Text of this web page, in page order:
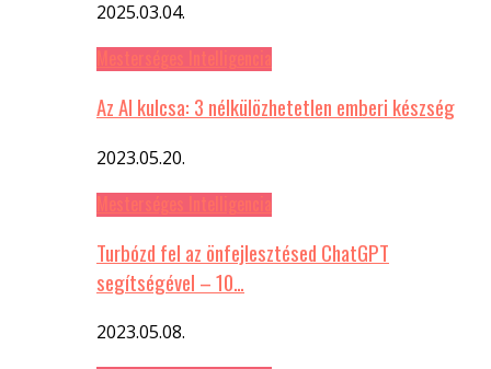
2025.03.04.
Az AI kulcsa: 3 nélkülözhetetlen emberi készség
2023.05.20.
Turbózd fel az önfejlesztésed ChatGPT
segítségével – 10…
2023.05.08.